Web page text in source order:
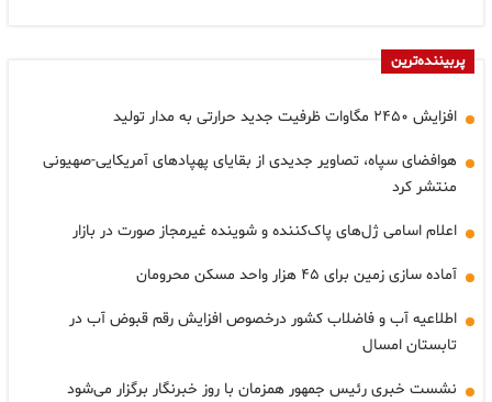
پربیننده‌ترین
افزایش ۲۴۵۰ مگاوات ظرفیت جدید حرارتی به مدار تولید
هوافضای سپاه، تصاویر جدیدی از بقایای پهپادهای آمریکایی-صهیونی
منتشر کرد
اعلام اسامی ژل‌های پاک‌کننده و شوینده غیرمجاز صورت در بازار
آماده سازی زمین برای ۴۵ هزار واحد مسکن محرومان
اطلاعیه آب و فاضلاب کشور درخصوص افزایش رقم قبوض آب در
تابستان امسال
نشست خبری رئیس جمهور همزمان با روز خبرنگار برگزار می‌شود